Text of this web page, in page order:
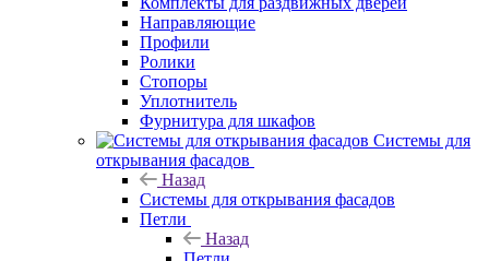
Направляющие
Профили
Ролики
Стопоры
Уплотнитель
Фурнитура для шкафов
Системы для
открывания фасадов
Назад
Системы для открывания фасадов
Петли
Назад